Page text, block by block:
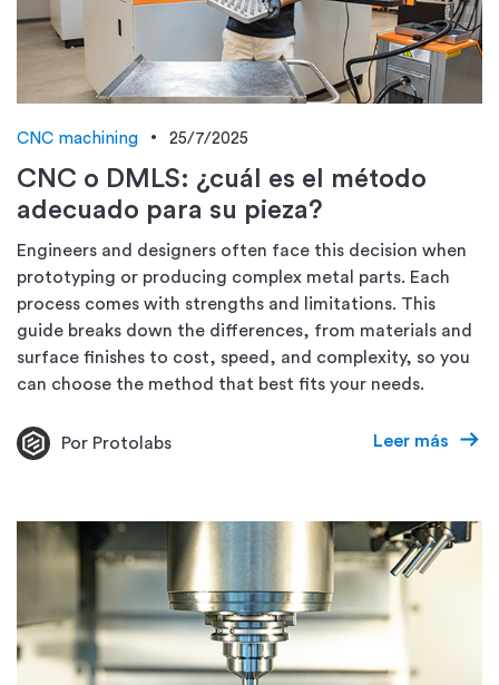
CNC machining 25/7/2025
CNC o DMLS: ¿cuál es el método
adecuado para su pieza?
Engineers and designers often face this decision when
prototyping or producing complex metal parts. Each
process comes with strengths and limitations. This
guide breaks down the differences, from materials and
surface finishes to cost, speed, and complexity, so you
can choose the method that best fits your needs.
Por Protolabs Leer más